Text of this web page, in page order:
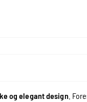
og elegant design .